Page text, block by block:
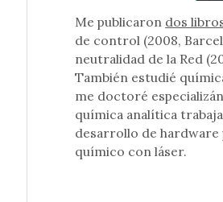
Me publicaron dos
de control (2008,
neutralidad de la Red
También estudié
me doctoré
química analítica
desarrollo de hardware
químico con láser.